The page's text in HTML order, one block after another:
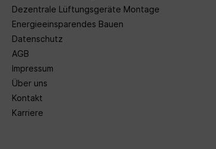
Dezentrale Lüftungsgeräte Montage
Energieeinsparendes Bauen
Datenschutz
AGB
Impressum
Über uns
Kontakt
Karriere